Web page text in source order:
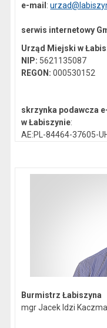
e-mail :
serwis internetowy
Urząd Miejski w
NIP: 5621135087
REGON:000530152
skrzynka podawcza
w Łabiszynie:
AE:PL-84464-37605-
skrzynka podawcza
Burmistrz Łabiszyna
mgr Jacek Idzi